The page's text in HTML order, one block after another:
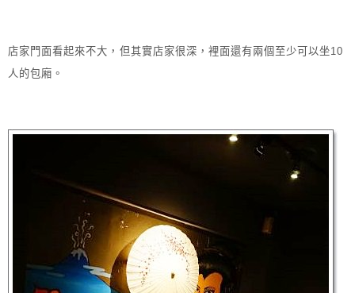
店家門面看起來不大，但其實店家很深，裡面還有兩個至少可以坐10
人的包廂。